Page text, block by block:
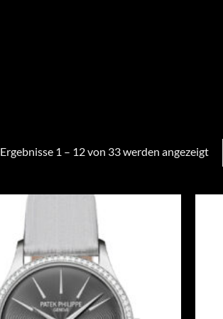
Ergebnisse 1 – 12 von 33 werden angezeigt